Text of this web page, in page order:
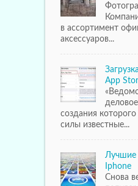
в ассортимент
аксессуаров...
App
создания
силы известные...
Лучшие
Iphone
Снова